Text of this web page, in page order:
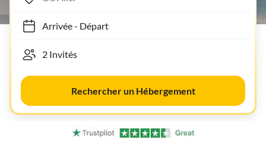
Arrivée- Départ
Rechercher un Hébergement